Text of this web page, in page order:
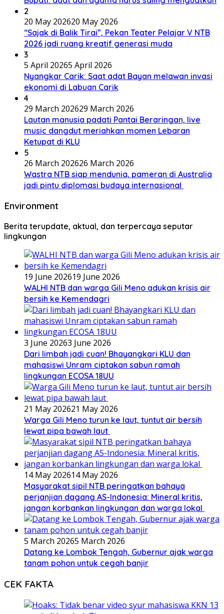
2
20 May 202620 May 2026
“Sajak di Balik Tirai”, Pekan Teater Pelajar V NTB
2026 jadi ruang kreatif generasi muda
3
5 April 20265 April 2026
Nyangkar Carik: Saat adat Bayan melawan invasi
ekonomi di Labuan Carik
4
29 March 202629 March 2026
Lautan manusia padati Pantai Beraringan, live
music dangdut meriahkan momen Lebaran
Ketupat di KLU
5
26 March 202626 March 2026
Wastra NTB siap mendunia, pameran di Australia
jadi pintu diplomasi budaya internasional
Environment
Berita terupdate, aktual, dan terpercaya seputar
lingkungan
19 June 202619 June 2026
WALHI NTB dan warga Gili Meno adukan krisis air
bersih ke Kemendagri
3 June 20263 June 2026
Dari limbah jadi cuan! Bhayangkari KLU dan
mahasiswi Unram ciptakan sabun ramah
lingkungan ECOSA 18UU
21 May 202621 May 2026
Warga Gili Meno turun ke laut, tuntut air bersih
lewat pipa bawah laut
14 May 202614 May 2026
Masyarakat sipil NTB peringatkan bahaya
perjanjian dagang AS-Indonesia: Mineral kritis,
jangan korbankan lingkungan dan warga lokal
5 March 20265 March 2026
Datang ke Lombok Tengah, Gubernur ajak warga
tanam pohon untuk cegah banjir
CEK FAKTA